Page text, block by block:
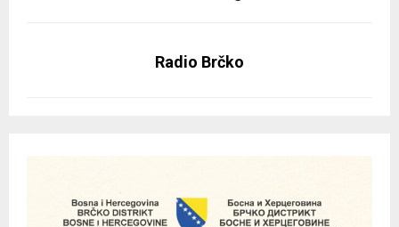
Radio Brčko